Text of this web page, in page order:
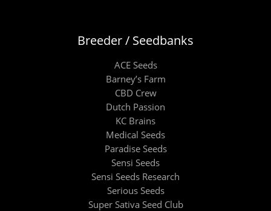
Breeder / Seedbanks
ACE Seeds
Barney’s Farm
CBD Crew
Dutch Passion
KC Brains
Medical Seeds
Paradise Seeds
Sensi Seeds
Sensi Seeds Research
Serious Seeds
Super Sativa Seed Club